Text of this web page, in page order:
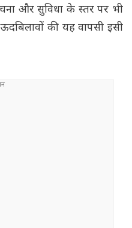
और सुविधा के स्तर पर भी
की यह वापसी इसी